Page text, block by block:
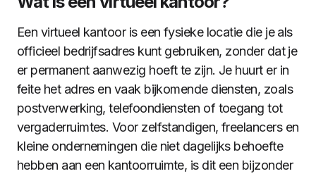
Een virtueel kantoor is een fysieke locatie die je als
officieel bedrijfsadres kunt gebruiken, zonder dat je
er permanent aanwezig hoeft te zijn. Je huurt er in
feite het adres en vaak bijkomende diensten, zoals
postverwerking, telefoondiensten of toegang tot
vergaderruimtes. Voor zelfstandigen, freelancers en
kleine ondernemingen die niet dagelijks behoefte
hebben aan een kantoorruimte, is dit een bijzonder